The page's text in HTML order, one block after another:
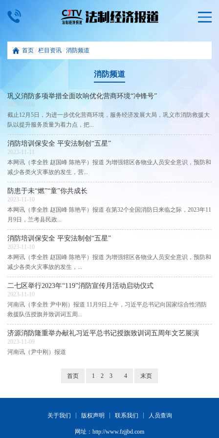
首页 / 栏目资讯 / 消防频道
消防频道
巩义消防多项举措全面吹响优化营商环境“冲锋号”
2023-12-06
截止12月5日，为进一步优化营商环境，服务经济发展大局，巩义市消防救援大
队以提升服务质量为着力点，把...
消防培训保安全 平安法制创“五星”
2023-11-11
本网讯（李全胜 赵国峰 陈艳平）报道 为增强辖区各物业人员安全意识，预防和
减少各类火灾事故的发生，营...
防患于未“燃”“童”你共成长
2023-11-10
本网讯（李全胜 赵国峰 陈艳平）报道 在第32个全国消防日来临之际，2023年11
月9日，兰考县民政...
消防培训保安全 平安法制创“五星”
2023-11-10
本网讯（李全胜 赵国峰 陈艳平）报道 为增强辖区各物业人员安全意识，预防和
减少各类火灾事故的发生，...
二七区举行2023年“119”消防宣传月活动启动仪式
2023-11-10
河南讯（李全胜 尹中刚）报道 11月9日上午，习近平总书记向国家综合性消防
救援队伍授旗并致训词五周...
济源消防隆重举办献礼习近平总书记授旗致训词五周年文艺展演
2023-11-09
河南讯（尹中刚）报道
首页 1 2 3 4 末页
关于我们 版权声明 联系我们 人员查询
网址： http://www.fzjjbd.com